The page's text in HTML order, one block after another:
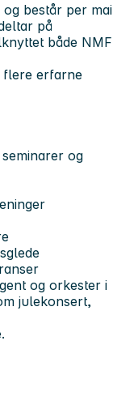
består per mai
på
både NMF
flere erfarne
og
og orkester i
julekonsert,